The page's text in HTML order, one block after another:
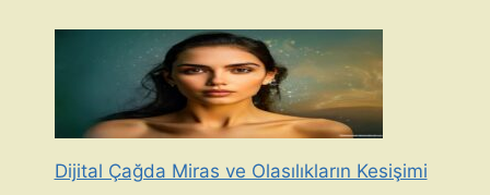
Dijital Çağda Miras ve Olasılıkların Kesişimi